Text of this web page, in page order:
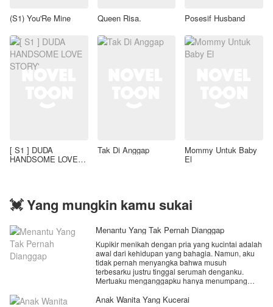
(S1) You'Re Mine Queen Risa. Posesif Husband
[ S1 ] DUDA
HANDSOME LOVE
Tak Di Anggap Mommy Untuk Baby
El
💓 Yang mungkin kamu sukai
Menantu Yang Tak Pernah Dianggap
Kupikir menikah dengan pria yang kucintai adalah
awal dari kehidupan yang bahagia. Namun, aku
tidak pernah menyangka bahwa musuh
terbesarku justru tinggal serumah denganku.
Mertuaku menganggapku hanya menumpang
pekerjaan rumah, difitnah di depan tetangga,
Anak Wanita Yang Kucerai